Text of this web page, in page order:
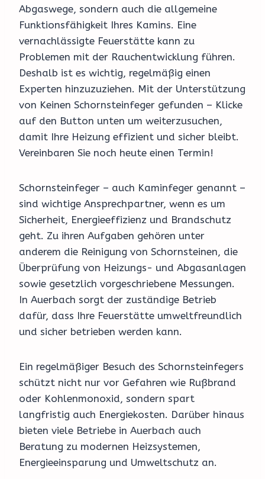
Abgaswege, sondern auch die allgemeine
Funktionsfähigkeit Ihres Kamins. Eine
vernachlässigte Feuerstätte kann zu
Problemen mit der Rauchentwicklung führen.
Deshalb ist es wichtig, regelmäßig einen
Experten hinzuzuziehen. Mit der Unterstützung
von Keinen Schornsteinfeger gefunden – Klicke
auf den Button unten um weiterzusuchen,
damit Ihre Heizung effizient und sicher bleibt.
Vereinbaren Sie noch heute einen Termin!
Schornsteinfeger – auch Kaminfeger genannt –
sind wichtige Ansprechpartner, wenn es um
Sicherheit, Energieeffizienz und Brandschutz
geht. Zu ihren Aufgaben gehören unter
anderem die Reinigung von Schornsteinen, die
Überprüfung von Heizungs- und Abgasanlagen
sowie gesetzlich vorgeschriebene Messungen.
In Auerbach sorgt der zuständige Betrieb
dafür, dass Ihre Feuerstätte umweltfreundlich
und sicher betrieben werden kann.
Ein regelmäßiger Besuch des Schornsteinfegers
schützt nicht nur vor Gefahren wie Rußbrand
oder Kohlenmonoxid, sondern spart
langfristig auch Energiekosten. Darüber hinaus
bieten viele Betriebe in Auerbach auch
Beratung zu modernen Heizsystemen,
Energieeinsparung und Umweltschutz an.